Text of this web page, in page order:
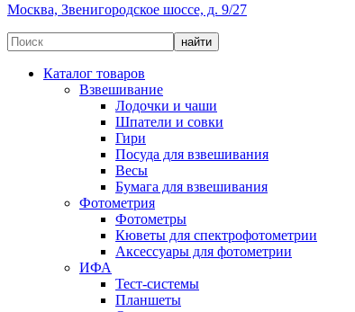
Москва, Звенигородское шоссе, д. 9/27
Каталог товаров
Взвешивание
Лодочки и чаши
Шпатели и совки
Гири
Посуда для взвешивания
Весы
Бумага для взвешивания
Фотометрия
Фотометры
Кюветы для спектрофотометрии
Аксессуары для фотометрии
ИФА
Тест-системы
Планшеты